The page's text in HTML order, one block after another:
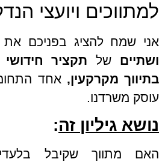
למתווכים ויועצי
אני שמח להציג בפניכם את
ושתיים של תקציר
בתיווך מקרקעין,אחד
עוסק משרדנו.
נושא גיליון זה:
האם מתווך שקיבל